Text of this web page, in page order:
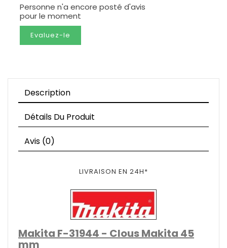
Personne n'a encore posté d'avis
pour le moment
Evaluez-le
Description
Détails Du Produit
Avis (0)
LIVRAISON EN 24H*
Makita F-31944 - Clous Makita 45
mm